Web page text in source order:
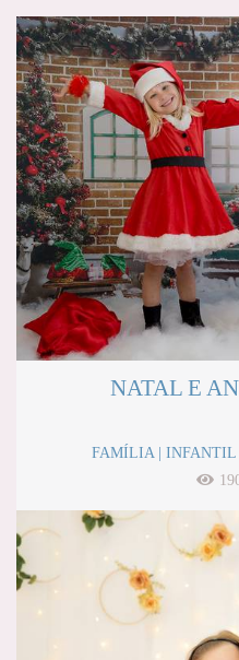
NATAL E
FAMÍLIA | INFANTIL